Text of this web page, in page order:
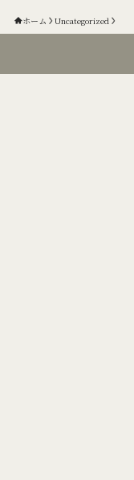
ホーム Uncategorized